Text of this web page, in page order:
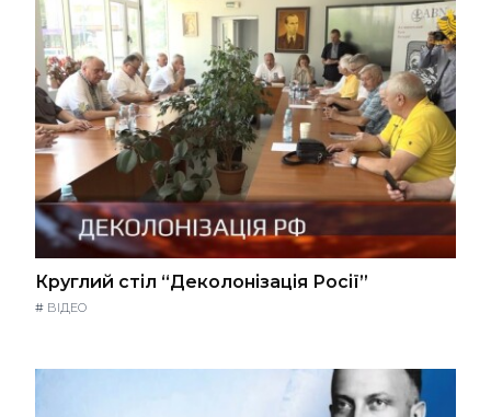
Круглий стіл “Деколонізація Росії”
# ВІДЕО